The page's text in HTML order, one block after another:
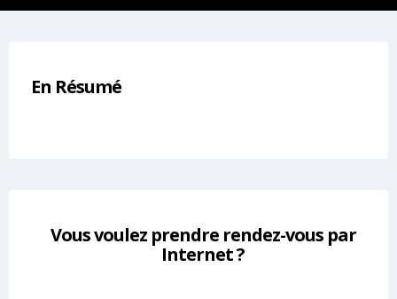
En Résumé
Vous voulez prendre rendez-vous par
Internet ?